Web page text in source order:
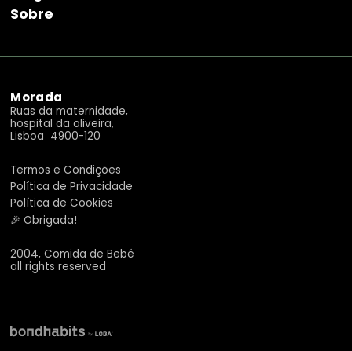
Sobre
Morada
Ruas da maternidade,
hospital da oliveira,
Lisboa 4900-120
Termos e Condições
Política de Privacidade
Política de Cookies
🎉 Obrigada!
2004, Comida de Bebé
all rights reserved